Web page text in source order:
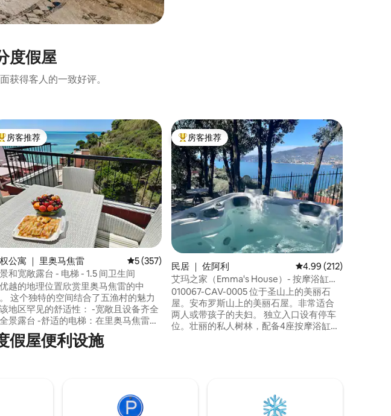
度假屋
获得客人的一致好评。
满分 5 分），共 79 条评价
门「房客推荐」
房客推荐
公寓 ｜ 里奥马焦雷 平均评分 5 分（满分 5 分），共 357 条评价
5 (357)
和宽敞露台 - 电梯 - 1.5 间卫生间
越的地理位置欣赏里奥马焦雷的中
这个独特的空间结合了五渔村的魅力
地区罕见的舒适性： -宽敞且设备齐全
景露台 -舒适的电梯：在里奥马焦雷绝
罕见 - 优越的地理位置：步行仅需1分钟
抵达火车站，位于安静的区域，但靠
热门「房客推荐」
房客推荐
民居 ｜ 佐阿利 平均评分 4.99 分（满
4.99 (212)
艾玛之家（Emma's House）- 按摩浴缸和
私人花园
010067-CAV-0005 位于圣山上的美丽石
屋。安布罗斯山上的美丽石屋。非常适合
两人或带孩子的夫妇。 独立入口设有停车
位。壮丽的私人树林，配备4座按摩浴缸，
假屋便利设施